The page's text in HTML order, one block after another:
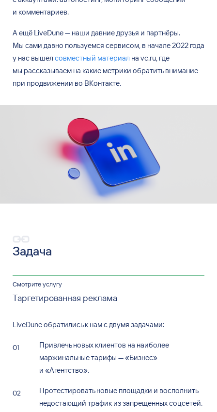
и комментариев.
А ещё LiveDune— наши давние друзья и партнёры.
Мы сами давно пользуемся сервисом, в начале 2022 года
у нас вышел совместный материал на vc.ru, где
мы рассказываем на какие метрики обратить внимание
при продвижении во ВКонтакте.
Задача
Смотрите услугу
Таргетированная реклама
LiveDune обратились к нам с двумя задачами:
Привлечь новых клиентов на наиболее
маржинальные тарифы — «Бизнес»
и «Агентство».
Протестировать новые площадки и восполнить
недостающий трафик иззапрещенных соцсетей.